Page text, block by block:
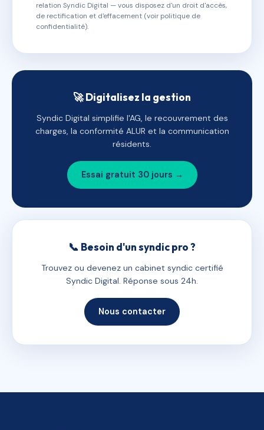
relation Syndic Digital — vous disposez d'un droit d'accès,
de rectification et d'effacement (voir politique de
confidentialité).
🚀 Digitalisez la gestion
Syndic Digital simplifie l'AG, le recouvrement des
charges, la conformité ALUR et la communication
résidents.
Essai gratuit 30 jours →
📞 Besoin d'un syndic pro ?
Trouvez ou devenez un cabinet syndic certifié
Syndic Digital. Réponse sous 24h.
Nous contacter